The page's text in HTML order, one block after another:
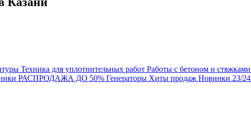
Техника для уплотнительных работ Работы с бетоном и стяжками
РАСПРОДАЖА ДО 50% Генераторы Хиты продаж Новинки 23/24